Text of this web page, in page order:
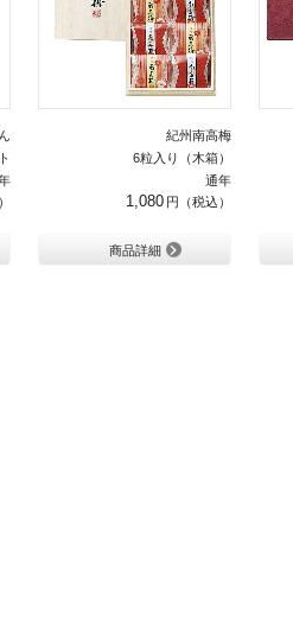
紀州南高梅
6粒入り（木箱）
通年
1,080
商品詳細